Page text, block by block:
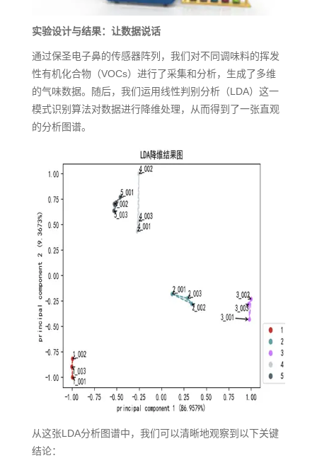
实验设计与结果：让数据说话
通过保圣电子鼻的传感器阵列，我们对不同调味料的挥发
性有机化合物（VOCs）进行了采集和分析，生成了多维
的气味数据。随后，我们运用线性判别分析（LDA）这一
模式识别算法对数据进行降维处理，从而得到了一张直观
的分析图谱。
从这张LDA分析图谱中，我们可以清晰地观察到以下关键
结论：